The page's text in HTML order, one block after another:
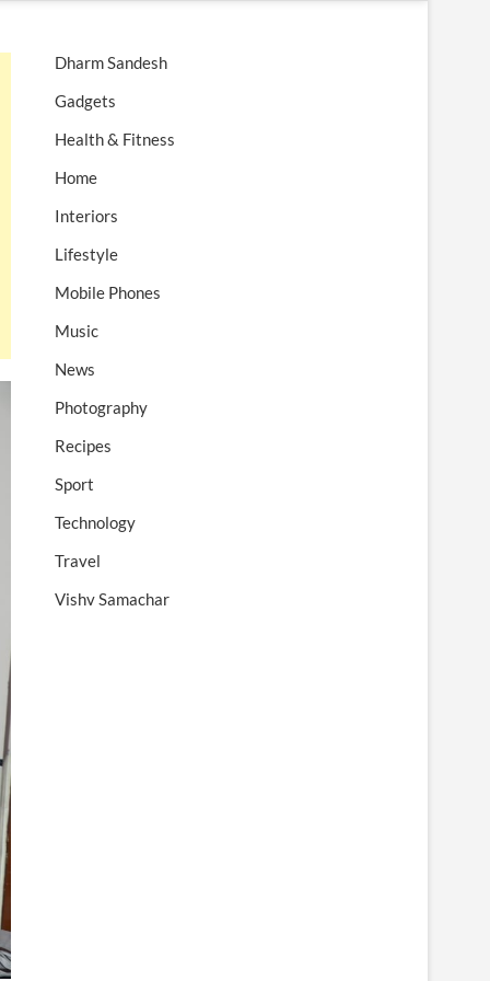
Dharm Sandesh
Gadgets
Health & Fitness
Home
Interiors
Lifestyle
Mobile Phones
Music
News
Photography
Recipes
Sport
Technology
Travel
Vishv Samachar